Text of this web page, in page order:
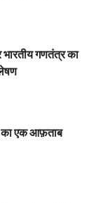
गणतंत्र का
का एक आफ़ताब